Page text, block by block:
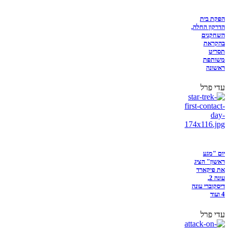
הפקת בית
הדרקון החלה,
השחקנים
בהקראת
תסריט
משותפת
ראשונה
עדי פרל
יום "מגע
ראשון" הציג
את פיקארד
עונה 2,
דיסקוברי עונה
4 ועוד
עדי פרל